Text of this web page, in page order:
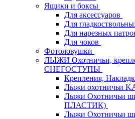
Ящики и боксы
Для аксессуаров
Для
Для нарезных
Для чоков
Фотоловушки
ЛЫЖИ Охотничьи,
СНЕГОСТУПЫ
Крепления,
Лыжи охотничьи
Лыжи Охотничьи
ПЛАСТИК)
Лыжи Охотничьи